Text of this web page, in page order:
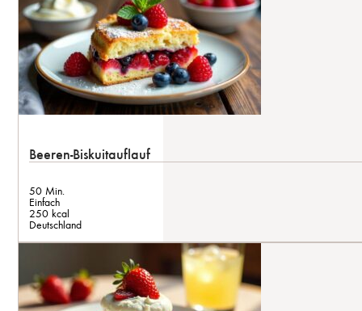
Beeren-Biskuitauflauf
50 Min.
Einfach
250 kcal
Deutschland